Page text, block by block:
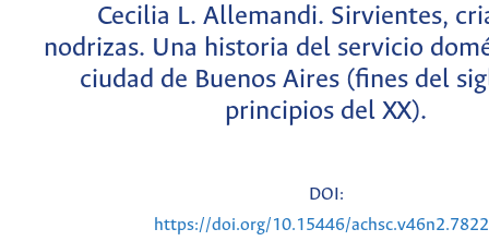
Cecilia L. Allemandi. Sirvientes,
nodrizas. Una historia del servicio
ciudad de Buenos Aires (fines del
principios del XX).
DOI:
https://doi.org/10.15446/